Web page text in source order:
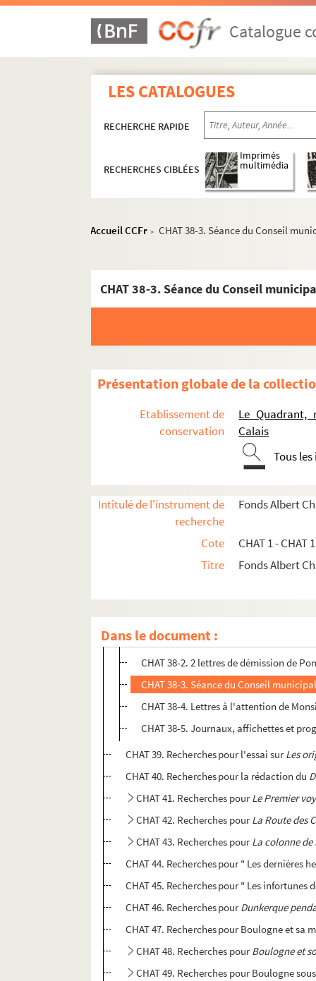
Catalogue
LES CATALOGUES
RECHERCHE RAPIDE
RECHERCHES CIBLÉES
Imprimés
multimédia
Accueil CCFr > CHAT 38-3. Séance du Conseil
CHAT 38-3. Séance du Conseil
Présentation globale de la
Etablissement de
conservation
Le Quadrant,
Calais
Tous
Intitulé de l'instrument de
recherche
Fonds Albert
Cote
CHAT 1 - CHAT
Titre
Fonds Albert
Dans le document :
CHAT 1 - 34 ; CHAT 62. Recherches sur le
CHAT 35 - 61. Publications d'Albert Chatelle
CHAT 35. Société des courses de
CHAT 36. Aventure amusante de la rue "
CHAT 38. Recherches pour
CHAT 38-1. Photographies réunies
CHAT 38-2. 2 lettres de démission de
CHAT 38-3. Séance du Conseil
CHAT 38-4. Lettres à l'attention de
CHAT 38-5. Journaux, affichettes et
CHAT 39. Recherches pour l'essai surLes
CHAT 40. Recherches pour la rédaction du
CHAT 41. Recherches pourLe Premier
CHAT 42. Recherches pourLa Route des
CHAT 43. Recherches pourLa colonne de
CHAT 44. Recherches pour " Les dernières
CHAT 45. Recherches pour " Les infortunes
CHAT 46. Recherches pourDunkerque
CHAT 47. Recherches pour Boulogne et sa
CHAT 48. Recherches pourBoulogne et
CHAT 49. Recherches pour Boulogne